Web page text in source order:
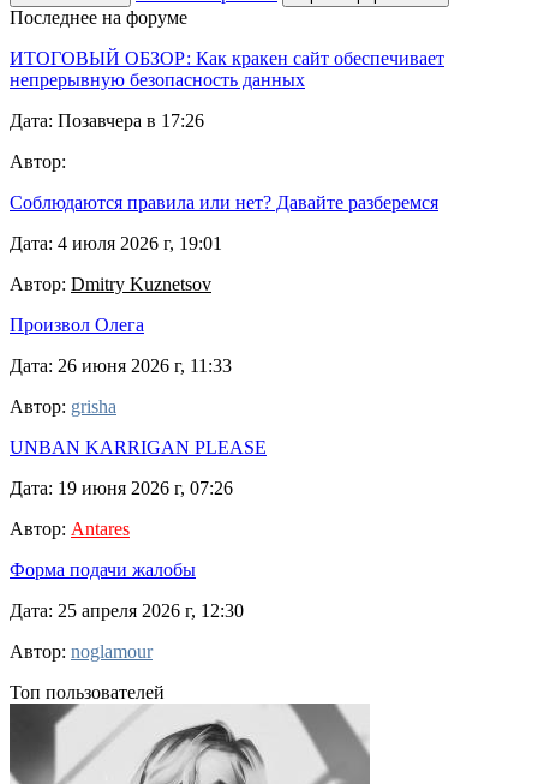
Последнее на форуме
ИТОГОВЫЙ ОБЗОР: Как кракен сайт обеспечивает
непрерывную безопасность данных
Дата: Позавчера в 17:26
Автор:
Соблюдаются правила или нет? Давайте разберемся
Дата: 4 июля 2026 г, 19:01
Автор: Dmitry Kuznetsov
Произвол Олега
Дата: 26 июня 2026 г, 11:33
Автор: grisha
UNBAN KARRIGAN PLEASE
Дата: 19 июня 2026 г, 07:26
Автор: Antares
Форма подачи жалобы
Дата: 25 апреля 2026 г, 12:30
Автор: noglamour
Топ пользователей